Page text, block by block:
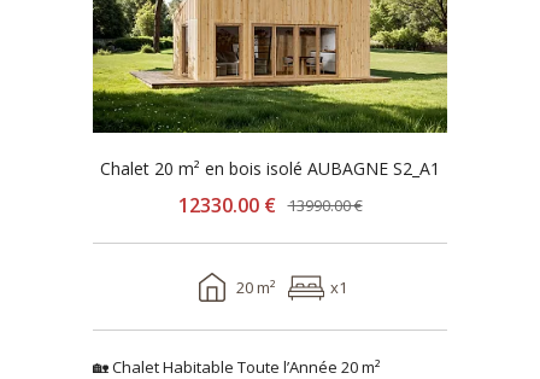
Chalet 20 m² en bois isolé AUBAGNE S2_A1
12330.00 € 13990.00 €
20 m² x1
🏡 Chalet Habitable Toute l’Année 20 m²